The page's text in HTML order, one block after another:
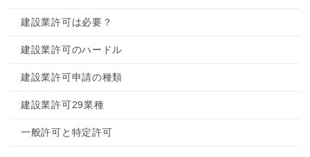
建設業許可は必要？
建設業許可のハードル
建設業許可申請の種類
建設業許可29業種
一般許可と特定許可